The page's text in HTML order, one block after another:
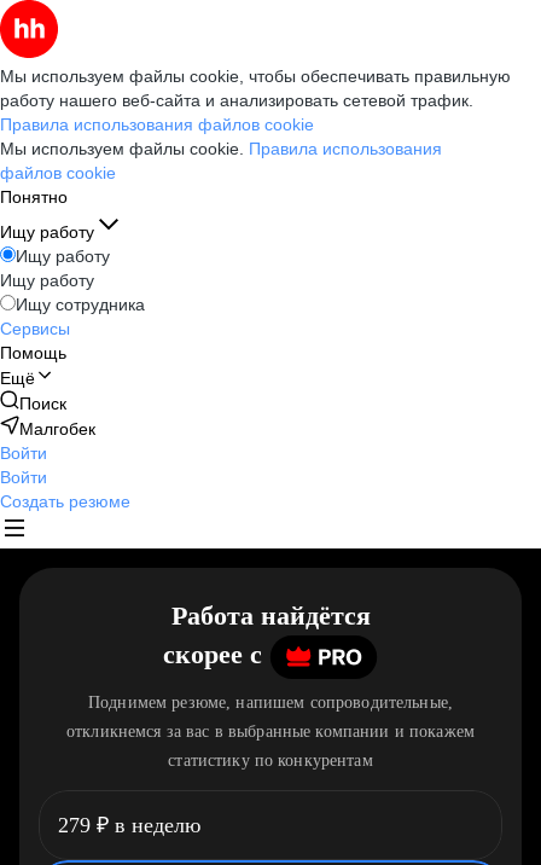
Мы используем файлы cookie, чтобы обеспечивать правильную
работу нашего веб-сайта и анализировать сетевой трафик.
Правила использования файлов cookie
Мы используем файлы cookie. Правила использования
файлов cookie
Понятно
Ищу работу
Ищу работу
Ищу работу
Ищу сотрудника
Сервисы
Помощь
Ещё
Поиск
Малгобек
Войти
Войти
Создать резюме
Работа найдётся
скорее c
Поднимем резюме, напишем сопроводительные,
откликнемся за вас в выбранные компании и покажем
статистику по конкурентам
279 ₽ в неделю